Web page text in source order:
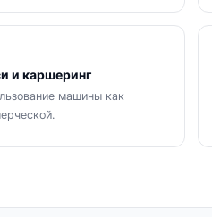
и каршеринг
машины как